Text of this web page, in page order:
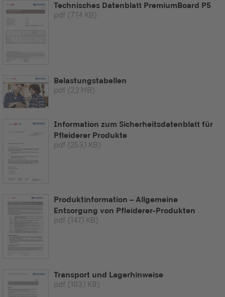
Technisches Datenblatt PremiumBoard P5
pdf (77,4 KB)
Belastungstabellen
pdf (2,2 MB)
Information zum Sicherheitsdatenblatt für
Pfleiderer Produkte
pdf (253,1 KB)
Produktinformation – Allgemeine
Entsorgung von Pfleiderer-Produkten
pdf (147,1 KB)
Transport und Lagerhinweise
pdf (103,1 KB)